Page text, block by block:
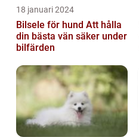
18 januari 2024
Bilsele för hund Att hålla
din bästa vän säker under
bilfärden